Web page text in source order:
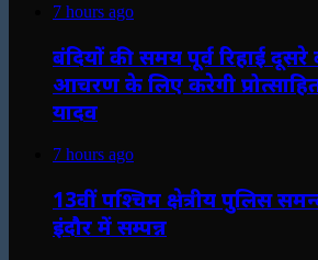
7 hours ago
बंदियों की समय पूर्व रिहाई
आचरण के लिए करेगी
यादव
7 hours ago
13वीं पश्चिम क्षेत्रीय पुलिस
इंदौर में सम्पन्न